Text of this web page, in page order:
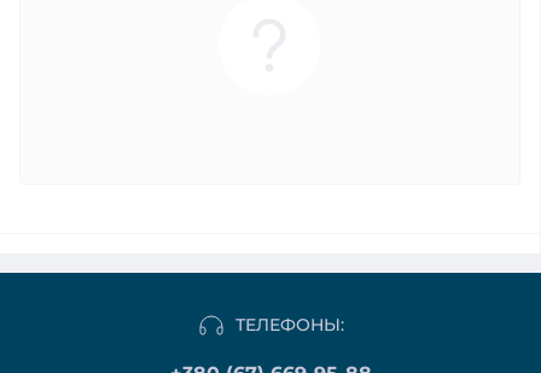
ТЕЛЕФОНЫ: